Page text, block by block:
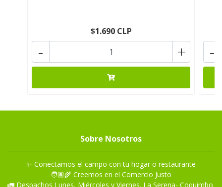
$1.690 CLP
+
- -
Sobre Nosotros
✨ Conectamos el campo con tu hogar o restaurante
🧑🏽‍🌾 Creemos en el Comercio Justo
🚛 Despachos Lunes, Miércoles y Viernes. La Serena- Coquimbo.